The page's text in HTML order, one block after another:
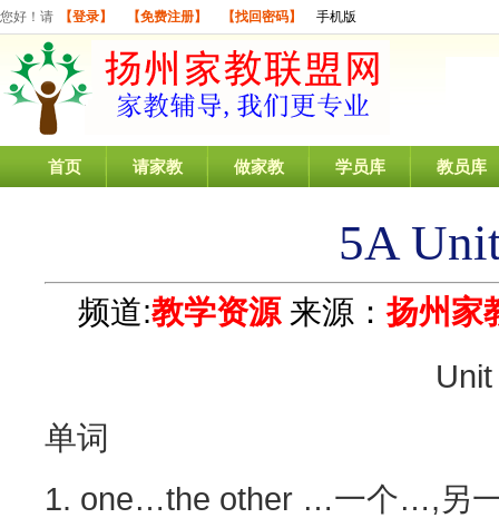
您好！请 【登录】 【免费注册】 【找回密码】 手机版
首页 请家教 做家教 学员库 教员库
5A
频道:教学资源来源：扬州家
单词
1. one…the other …一个…,